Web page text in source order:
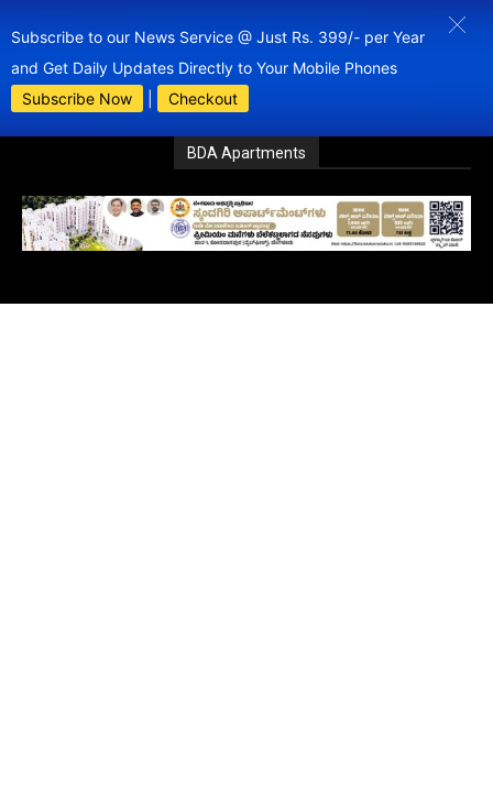
Subscribe to our News Service @ Just Rs. 399/- per Year
and Get Daily Updates Directly to Your Mobile Phones
Subscribe Now
Checkout
BDA Apartments